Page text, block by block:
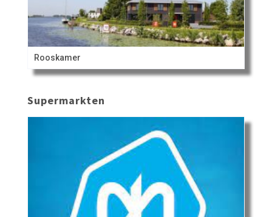
Rooskamer
Supermarkten